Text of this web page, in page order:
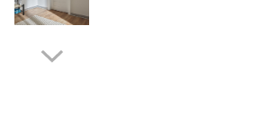
Colt Exterior Plinta
Imbinare Plinta